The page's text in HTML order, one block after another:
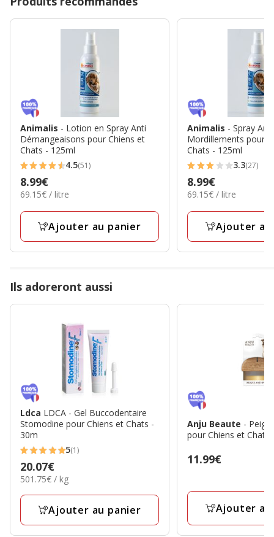
Animalis - Lotion en Spray Anti
Démangeaisons pour Chiens et
Chats - 125ml
4.5
étoiles
avec
51
4.5(51)
Prix
8.99€
8.99€
69.15€
Litre
69.15€ / litre
Ajouter au panier
Animalis - Spray Anti
Mordillements pour
Chats - 125ml
3.3
étoiles
avec
27
3.3(27)
Prix
8.99€
8.99€
69.15€
Litre
69.15€ / litre
Ajouter
Ils adoreront aussi
Ldca LDCA - Gel Buccodentaire
Stomodine pour Chiens et Chats -
30m
5
étoiles
avec
1
5(1)
Prix
20.07€
20.07€
501.75€
Kg
501.75€ / kg
Ajouter au panier
Anju Beaute -
pour Chiens et Chats
Prix
11.99€
Ajouter